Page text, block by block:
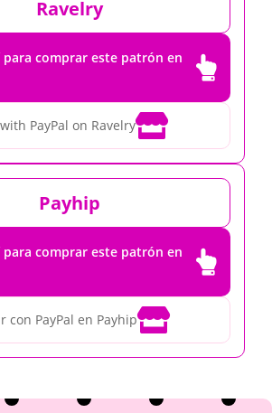
Ravelry
para comprar este patrón en

PayPal on Ravelry
Payhip
para comprar este patrón en

con PayPal en Payhip